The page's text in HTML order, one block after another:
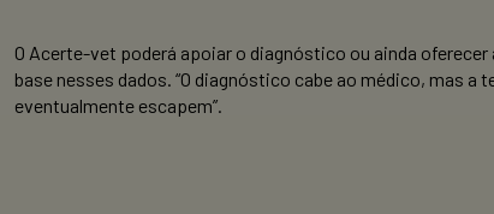
O Acerte-vet poderá apoiar o diagnóstico ou ainda
base nesses dados. “O diagnóstico cabe ao médico, mas
eventualmente escapem”.